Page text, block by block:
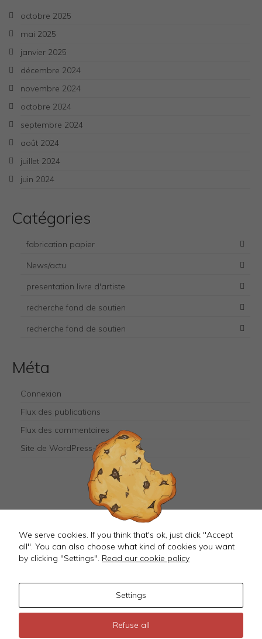
octobre 2025
mai 2025
janvier 2025
décembre 2024
novembre 2024
octobre 2024
septembre 2024
août 2024
juillet 2024
juin 2024
Catégories
fabrication papier
News/actu
presentation livre d'artiste
recherche fond de soutien
recherche fond de soutien
Méta
Connexion
Flux des publications
Flux des commentaires
Site de WordPress-FR
©2026 JustMagD
We serve cookies. If you think that's ok, just click "Accept
all". You can also choose what kind of cookies you want
by clicking "Settings". Read our cookie policy
Settings
Refuse all